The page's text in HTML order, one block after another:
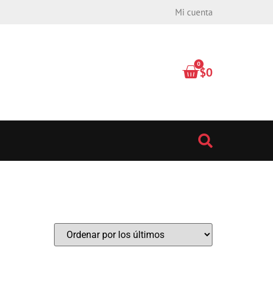
Mi cuenta
$0
0